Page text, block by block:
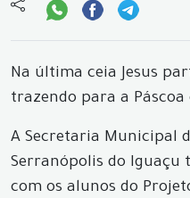
Na última ceia Jesus
trazendo para a
A Secretaria Municipal
Serranópolis do Iguaçu
com os alunos do